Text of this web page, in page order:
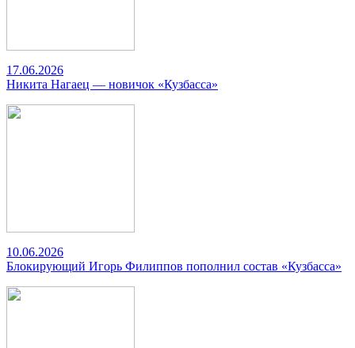
17.06.2026
Никита Нагаец — новичок «Кузбасса»
10.06.2026
Блокирующий Игорь Филиппов пополнил состав «Кузбасса»